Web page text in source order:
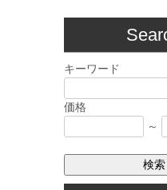
キーワード
価格
～
検索